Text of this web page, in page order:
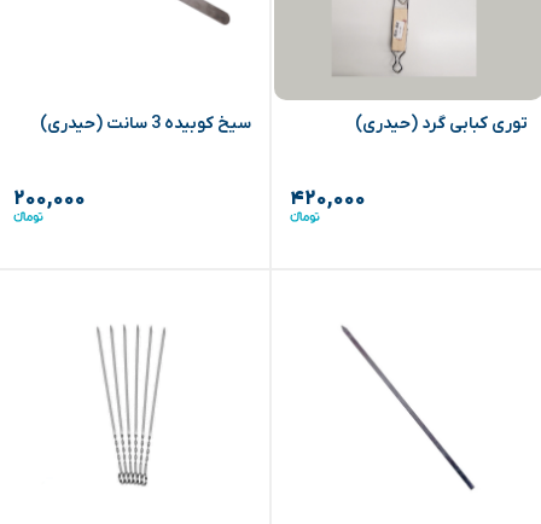
توری کبابی گرد (حیدری)
۴۲۰,۰۰۰
سیخ کوبیده 3 سانت (حیدری)
۲۰۰,۰۰۰